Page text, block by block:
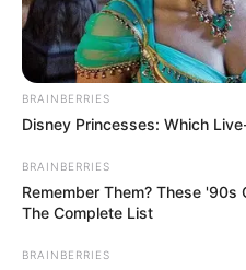
BRAINBERRIES
Disney Princesses: Which
BRAINBERRIES
Remember Them? These
The Complete List
BRAINBERRIES